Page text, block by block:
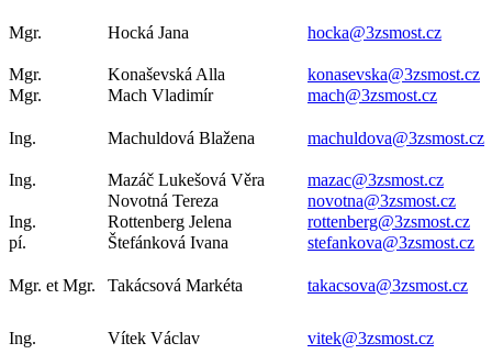
Mgr. Hocká Jana hocka@3zsmost.cz
Mgr. Konaševská Alla
konasevska@3zsmost.cz
Mgr.
Mach Vladimír mach@3zsmost.cz
Ing. Machuldová Blažena machuldova@3zsmost.cz
Ing. Mazáč Lukešová Věra
mazac@3zsmost.cz
Novotná Tereza
novotna@3zsmost.cz
Ing.
Rottenberg Jelena
rottenberg@3zsmost.cz
pí.
Štefánková Ivana stefankova@3zsmost.cz
Mgr. et Mgr. Takácsová Markéta takacsova@3zsmost.cz
Ing. Vítek Václav
vitek@3zsmost.cz